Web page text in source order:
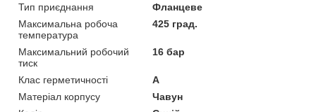
Тип приєднання
Фланцеве
Максимальна робоча
температура
425 град.
Максимальний робочий
тиск
16 бар
Клас герметичності
А
Матеріал корпусу
Чавун